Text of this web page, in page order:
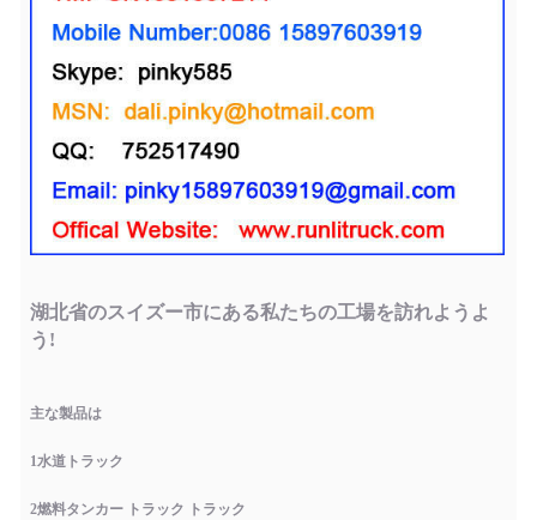
湖北省のスイズー市にある私たちの工場を訪れようよ
う!
主な製品は
1水道トラック
2燃料タンカー トラック トラック